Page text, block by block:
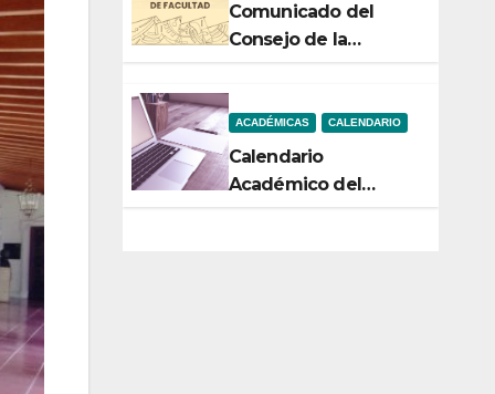
Comunicado del
Consejo de la
ACADÉMICAS CALENDARIO
Calendario
Académico del